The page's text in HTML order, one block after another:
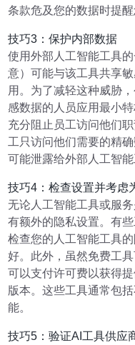
条款危及您的数据时提醒
技巧3：保护内部数据
使用外部人工智能工具
意）可能与该工具共享
用。为了减轻这种威胁
感数据的人员应用最小
充分阻止员工访问他们
工只访问他们需要的精
可能泄露给外部人工智能
技巧4：检查设置并考虑
无论人工智能工具或服
有额外的隐私设置。有
检查您的人工智能工具
好。此外，虽然免费工
可以支付许可费以获得
版本。这些工具通常包
能。
技巧5：验证AI工具供应